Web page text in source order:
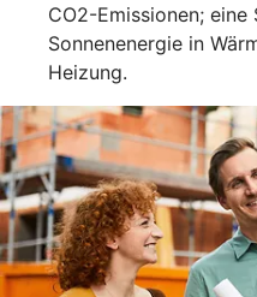
CO2-Emissionen;
Sonnenenergie in
Heizung.